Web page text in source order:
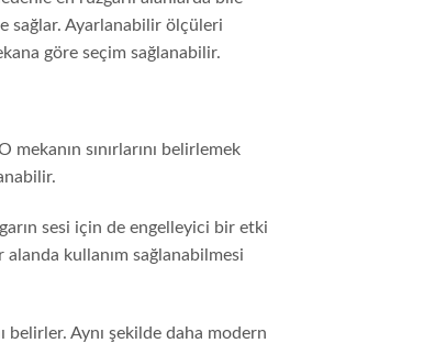
sağlar. Ayarlanabilir ölçüleri
göre seçim sağlanabilir.
sınırlarını belirlemek
sesi için de engelleyici bir etki
alanda kullanım sağlanabilmesi
belirler. Aynı şekilde daha modern